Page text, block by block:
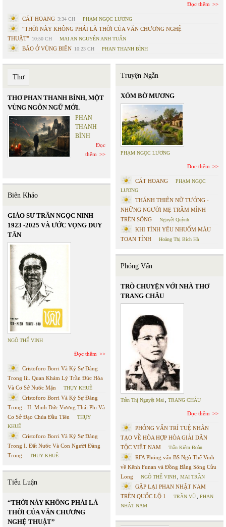
Đọc thêm
CÁT HOANG 3:34 CH PHẠM NGỌC LƯƠNG
“THỜI NÀY KHÔNG PHẢI LÀ THỜI CỦA VĂN CHƯƠNG NGHỆ
THUẬT” 10:50 CH MAI AN NGUYỄN ANH TUẤN
BÃO Ở VÙNG BIÊN 10:23 CH PHAN THANH BÌNH
Thơ
THƠ PHAN THANH BÌNH, MỘT
VÙNG NGÔN NGỮ MỚI.
PHAN
THANH
BÌNH
Đọc
thêm
Biên Khảo
GIÁO SƯ TRẦN NGỌC NINH
1923 -2025 VÀ ƯỚC VỌNG DUY
TÂN
NGÔ THẾ VINH
Đọc thêm
Cristoforo Borri Và Ký Sự Đàng
Trong Iii. Quan Khám Lý Trần Đức Hòa
Và Cơ Sở Nước Mặn
THỤY KHUÊ
Cristoforo Borri Và Ký Sự Đàng
Trong - II. Minh Đức Vương Thái Phi Và
Cơ Sở Đạo Chúa Đầu Tiên
THỤY
KHUÊ
Cristoforo Borri Và Ký Sự Đàng
Trong I. Đất Nước Và Con Người Đàng
Trong
THỤY KHUÊ
Tiểu Luận
“THỜI NÀY KHÔNG PHẢI LÀ
THỜI CỦA VĂN CHƯƠNG
NGHỆ THUẬT”
Truyện Ngắn
XÓM BỜ MƯƠNG
PHẠM NGỌC LƯƠNG
Đọc thêm
CÁT HOANG
PHẠM NGỌC
LƯƠNG
THÁNH THIÊN NỮ TƯỚNG -
NHỮNG NGƯỜI MẸ TRẦM MÌNH
TRÊN SÔNG
Nguyệt Quỳnh
KHI TÌNH YÊU NHUỐM MÀU
TOAN TÍNH
Hoàng Thị Bích Hà
Phỏng Vấn
TRÒ CHUYỆN VỚI NHÀ THƠ
TRANG CHÂU
Trần Thị Nguyệt Mai TRANG CHÂU
Đọc thêm
PHỎNG VẤN TRÍ TUỆ NHÂN
TẠO VỀ HÒA HỢP HÒA GIẢI DÂN
TỘC VIỆT NAM
Trần Kiêm Đoàn
RFA Phỏng vấn BS Ngô Thế Vinh
về Kênh Funan và Đồng Bằng Sông Cửu
Long
NGÔ THẾ VINH MAI TRẦN
GẶP LẠI PHAN NHẬT NAM
TRÊN QUỐC LỘ 1
TRẦN VŨ
PHAN
NHẬT NAM